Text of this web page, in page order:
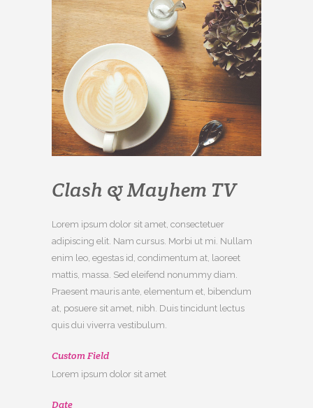
Clash & Mayhem TV
Lorem ipsum dolor sit amet, consectetuer
adipiscing elit. Nam cursus. Morbi ut mi. Nullam
enim leo, egestas id, condimentum at, laoreet
mattis, massa. Sed eleifend nonummy diam.
Praesent mauris ante, elementum et, bibendum
at, posuere sit amet, nibh. Duis tincidunt lectus
quis dui viverra vestibulum.
Custom Field
Lorem ipsum dolor sit amet
Date